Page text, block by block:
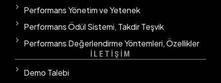
Performans Yönetim ve Yetenek
Performans Ödül Sistemi, Takdir Teşvik
Performans Değerlendirme Yöntemleri, Özellikler
İLETİŞİM
Demo Talebi